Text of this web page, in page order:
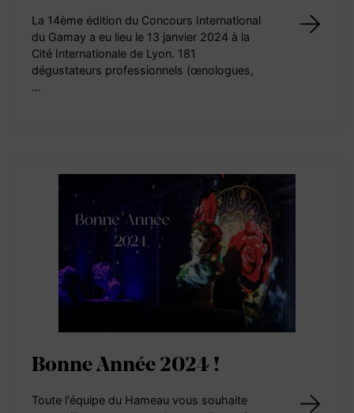
La 14ème édition du Concours International
du Gamay a eu lieu le 13 janvier 2024 à la
Cité Internationale de Lyon. 181
dégustateurs professionnels (œnologues,
…
Bonne Année 2024 !
Toute l'équipe du Hameau vous souhaite